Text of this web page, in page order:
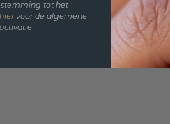
tot het
rvoor de algemene